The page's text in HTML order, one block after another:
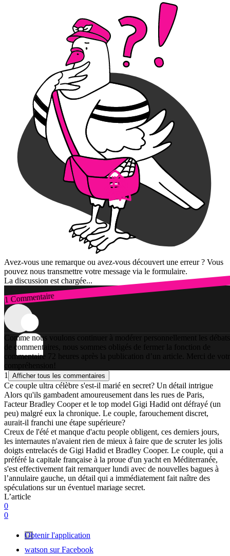
Avez-vous une remarque ou avez-vous découvert une erreur ? Vous
pouvez nous transmettre votre message via le formulaire.
La discussion est chargée...
1 Commentaire
Connexion
Comme nous voulons continuer à modérer personnellement les débats
de commentaires, nous sommes obligés de fermer la fonction de
commentaire 72 heures après la publication d’un article. Merci de
compréhension!
1
Afficher tous les commentaires
Ce couple ultra célèbre s'est-il marié en secret? Un détail intrigue
Alors qu'ils gambadent amoureusement dans les rues de Paris,
l'acteur Bradley Cooper et le top model Gigi Hadid ont défrayé (un
peu) malgré eux la chronique. Le couple, farouchement discret,
aurait-il franchi une étape supérieure?
Creux de l'été et manque d'actu people obligent, ces derniers jours,
les internautes n'avaient rien de mieux à faire que de scruter les jolis
doigts entrelacés de Gigi Hadid et Bradley Cooper. Le couple, qui a
préféré la capitale française à la proue d'un yacht en Méditerranée,
s'est effectivement fait remarquer lundi avec de nouvelles bagues à
l’annulaire gauche, un détail qui a immédiatement fait naître des
spéculations sur un éventuel mariage secret.
L’article
0
0
Obtenir l'application
watson sur Facebook